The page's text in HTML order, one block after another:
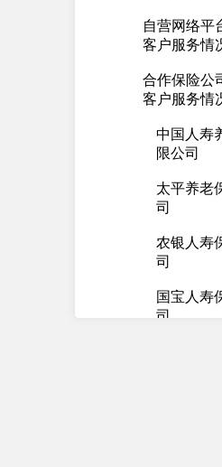
自营网络平
客户服务情
合作保险公
客户服务情
中国人寿
限公司
太平养老
司
农银人寿
司
国宝人寿
司